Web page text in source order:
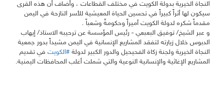
النجاة الخيرية بدولة الكويت في مختلف القطاعات ، وأضاف أن هذه القرى
سيكون لها أثراً كبيراً في تحسين الحياة المعيشية للأسر النازحة في اليمن
مقدماً شكره لدولة الكويت أميراً وحكومةً وشعباً .
و عبر الشيخ/ توفيق البعبعي - رئيس المؤسسة عن ترحيبه الاستاذ/ إيهاب
الدبوس خلال زيارته لتفقد المشاريع الإنسانية في اليمن مشيداً بدور جمعية
النجاة الخيرية ولجنة زكاة الفحيحيل والدور الكبير لدولة #الكويت في تقديم
المشاريع الإغاثية والإنسانية النوعية والتي شملت أغلب المحافظات اليمنية.